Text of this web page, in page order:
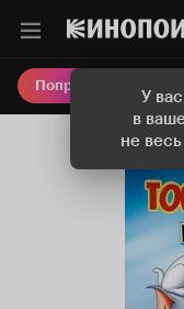
У
в
не
Попробовать Плюс